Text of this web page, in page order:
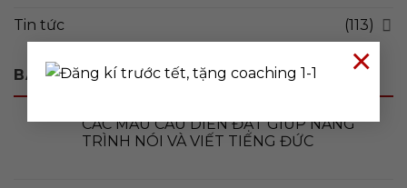
×
Tin tức
(113)
BÀI VIẾT MỚI
CÁC MẪU CÂU DIỄN ĐẠT GIÚP NÂNG
TRÌNH NÓI VÀ VIẾT TIẾNG ĐỨC